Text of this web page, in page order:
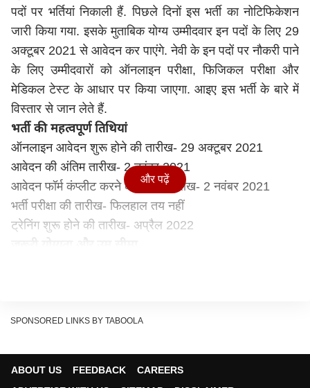
पदों पर भर्तियां निकाली हैं. पिछले दिनों इस भर्ती का नोटिफिकेशन
जारी किया गया. इसके मुताबिक योग्य उम्मीदवार इन पदों के लिए 29
अक्टूबर 2021 से आवेदन कर पाएंगे. नेवी के इन पदों पर नौकरी पाने
के लिए उम्मीदवारों को ऑनलाइन परीक्षा, फिजिकल परीक्षा और
मेडिकल टेस्ट के आधार पर किया जाएगा. आइए इस भर्ती के बारे में
विस्तार से जान लेते हैं.
भर्ती की महत्वपूर्ण तिथियां
ऑनलाइन आवेदन शुरू होने की तारीख- 29 अक्टूबर 2021
आवेदन की अंतिम तारीख- 2 नवंबर 2021
आवेदन फॉर्म कंप्लीट करने की अंतिम तारीख- 2 नवंबर 2021
भर्ती परीक्षा की तारीख- फिलहाल तय नहीं
ट्रेनिंग शुरू होने की तारीख- अप्रैल 2022
मार्च 2005 के बीच होनी चाहिए. इस बारे में ज्यादा जानकारी के लिए
और पढ़ें
SPONSORED LINKS BY TABOOLA
ABOUT US FEEDBACK
CAREERS